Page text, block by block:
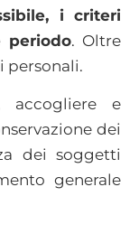
i criteri
periodo. Oltre
personali.
accogliere e
dei
dei soggetti
generale